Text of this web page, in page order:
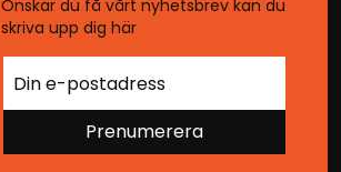
Önskar du få vårt nyhetsbrev kan du
skriva upp dig här
Prenumerera